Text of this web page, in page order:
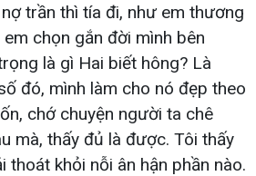
trần thì tía đi, như em thương
chọn gắn đời mình bên
là gì Hai biết hông? Là
đó, mình làm cho nó đẹp theo
chớ chuyện người ta chê
mà, thấy đủ là được. Tôi thấy
thoát khỏi nỗi ân hận phần nào.